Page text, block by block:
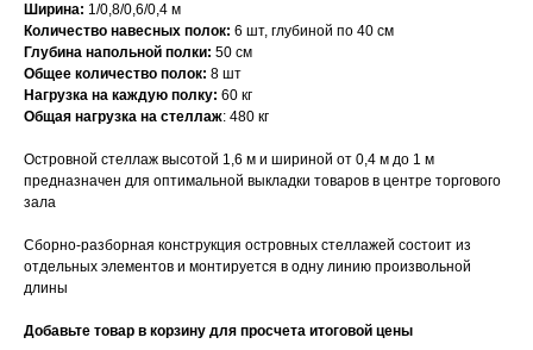
Ширина: 1/0,8/0,6/0,4 м
Количество навесных полок: 6 шт, глубиной по 40 см
Глубина напольной полки: 50 см
Общее количество полок: 8 шт
Нагрузка на каждую полку: 60 кг
Общая нагрузка на стеллаж: 480 кг
Островной стеллаж высотой 1,6 м и шириной от 0,4 м до 1 м
предназначен для оптимальной выкладки товаров в центре торгового
зала
Сборно-разборная конструкция островных стеллажей состоит из
отдельных элементов и монтируется в одну линию произвольной
длины
Добавьте товар в корзину для просчета итоговой цены